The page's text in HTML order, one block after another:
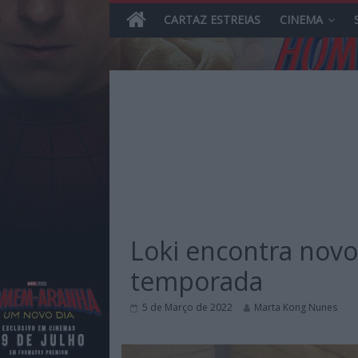
Reviews
sobre
CARTAZ ESTREIAS CINEMA
Loki encontra
temporada
5 de Março de 2022 Marta Kong Nunes